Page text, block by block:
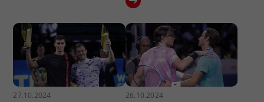
27.10.2024 26.10.2024